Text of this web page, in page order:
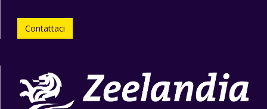
Contattaci